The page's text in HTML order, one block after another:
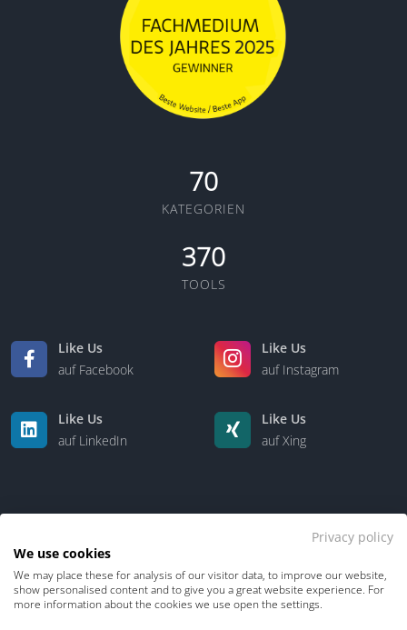
70
KATEGORIEN
370
TOOLS
Like Us
auf Facebook
Like Us
auf Instagram
Like Us
auf LinkedIn
Like Us
auf Xing
Kontakt Über uns
Privacy policy
We use cookies
We may place these for analysis of our visitor data, to improve our website,
show personalised content and to give you a great website experience. For
more information about the cookies we use open the settings.